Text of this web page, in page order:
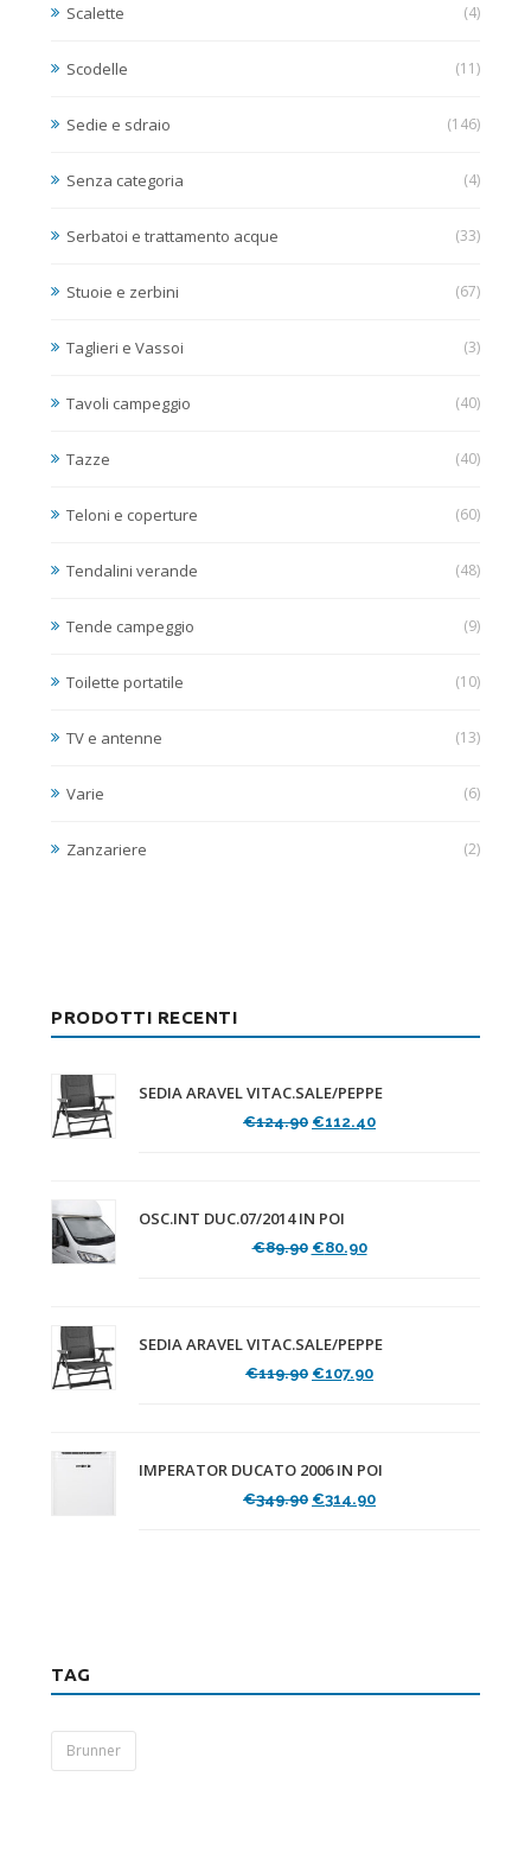
Scalette (4)
Scodelle (11)
Sedie e sdraio (146)
Senza categoria (4)
Serbatoi e trattamento acque (33)
Stuoie e zerbini (67)
Taglieri e Vassoi (3)
Tavoli campeggio (40)
Tazze (40)
Teloni e coperture (60)
Tendalini verande (48)
Tende campeggio (9)
Toilette portatile (10)
TV e antenne (13)
Varie (6)
Zanzariere (2)
PRODOTTI RECENTI
SEDIA ARAVEL VITAC.SALE/PEPPE
€124.90 Il
€124.90.
€112.40Il
OSC.INT DUC.07/2014 IN POI
€89.90 Il
€89.90.
€80.90Il
€80.90.
SEDIA ARAVEL VITAC.SALE/PEPPE
€119.90 Il
€119.90.
€107.90Il
€107.90.
IMPERATOR DUCATO 2006 IN POI
€349.90 Il
€314.90Il
TAG
Brunner